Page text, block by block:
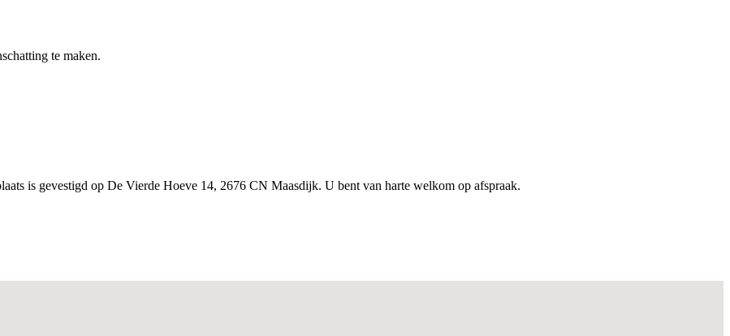
te maken.
is gevestigd op De Vierde Hoeve 14, 2676 CN Maasdijk. U bent van harte welkom op afspraak.